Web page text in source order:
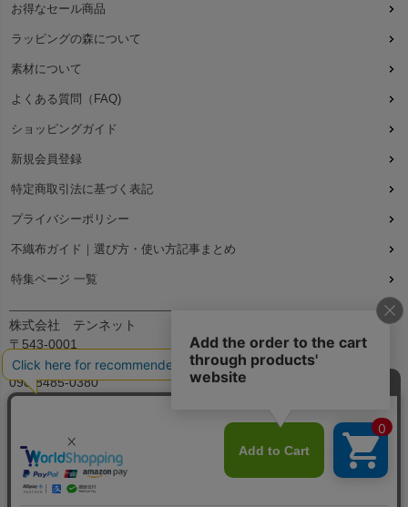
お得なセール商品
ラッピングの森について
素材について
よくある質問（FAQ)
ショッピングガイド
新規会員登録
特定商取引法に基づく表記
プライバシーポリシー
不織布ガイド｜選び方・使い方記事まとめ
特集ページ 一覧
株式会社 テンネット
〒543-0001
大阪府大阪市天王寺区上本町7丁目2-23-5B2
090-8485-0380
平日：9:30～12:00、13:00～17:00